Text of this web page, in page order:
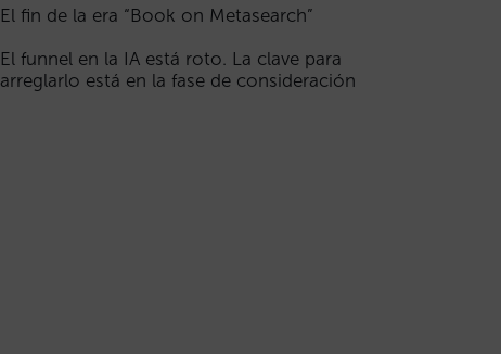
El fin de la era “Book on Metasearch”
El funnel en la IA está roto. La clave para
arreglarlo está en la fase de consideración